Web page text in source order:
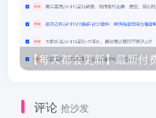
评论 抢沙发